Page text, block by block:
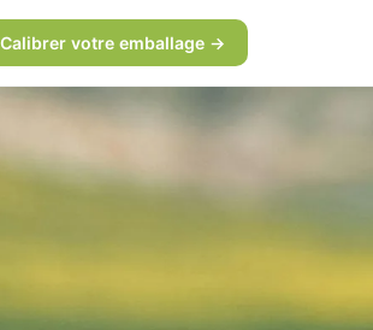
Calibrer votre emballage →